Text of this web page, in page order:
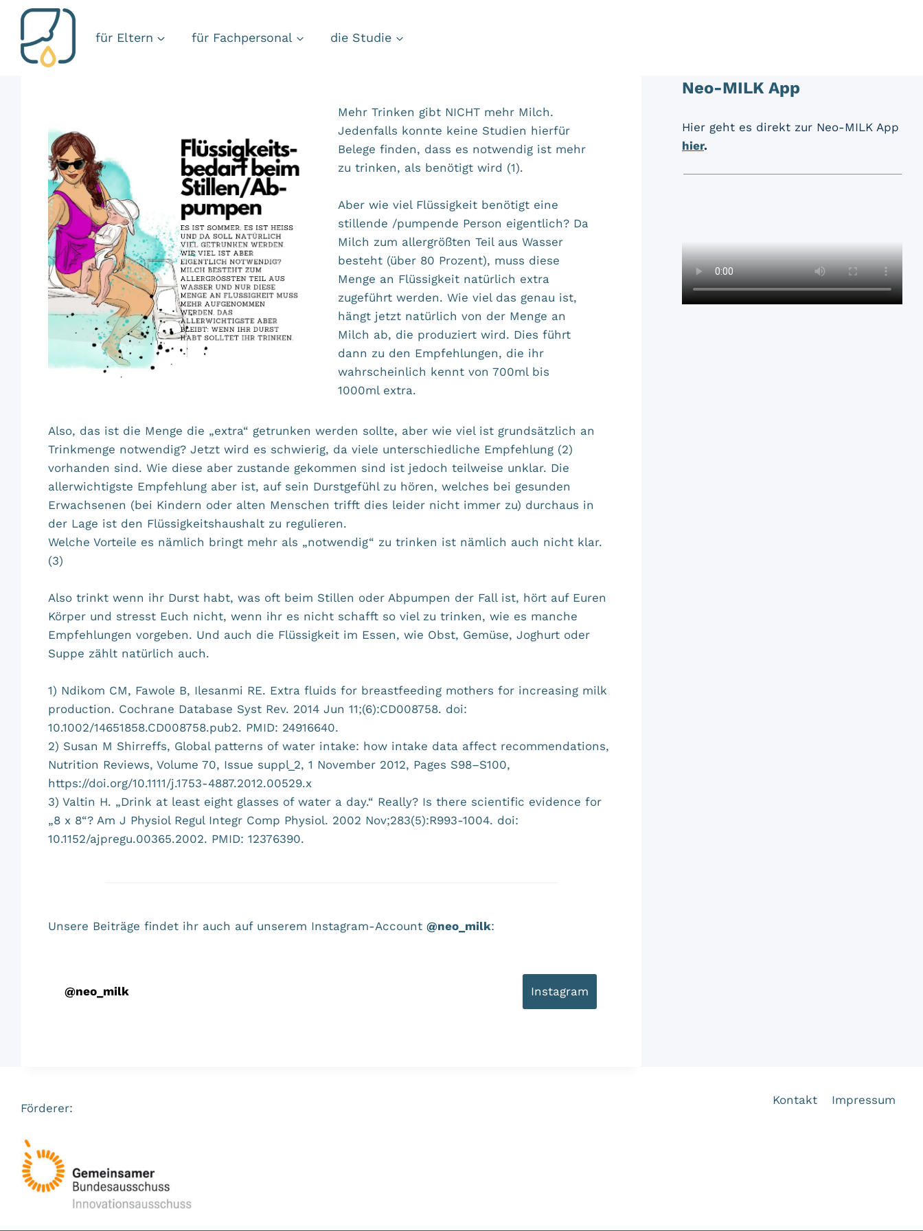
Zum
springen
für Eltern für Fachpersonal die Studie
Mehr Trinken gibt NICHT mehr Milch.
Jedenfalls konnte keine Studien hierfür
Belege finden, dass es notwendig ist mehr
zu trinken, als benötigt wird (1).
Aber wie viel Flüssigkeit benötigt eine
stillende /pumpende Person eigentlich? Da
Milch zum allergrößten Teil aus Wasser
besteht (über 80 Prozent), muss diese
Menge an Flüssigkeit natürlich extra
zugeführt werden. Wie viel das genau ist,
hängt jetzt natürlich von der Menge an
Milch ab, die produziert wird. Dies führt
dann zu den Empfehlungen, die ihr
wahrscheinlich kennt von 700ml bis
1000ml extra.
Also, das ist die Menge die „extra“ getrunken werden sollte, aber wie viel ist grundsätzlich an
Trinkmenge notwendig? Jetzt wird es schwierig, da viele unterschiedliche Empfehlung (2)
vorhanden sind. Wie diese aber zustande gekommen sind ist jedoch teilweise unklar. Die
allerwichtigste Empfehlung aber ist, auf sein Durstgefühl zu hören, welches bei gesunden
Erwachsenen (bei Kindern oder alten Menschen trifft dies leider nicht immer zu) durchaus in
der Lage ist den Flüssigkeitshaushalt zu regulieren.
Welche Vorteile es nämlich bringt mehr als „notwendig“ zu trinken ist nämlich auch nicht klar.
(3)
Also trinkt wenn ihr Durst habt, was oft beim Stillen oder Abpumpen der Fall ist, hört auf Euren
Körper und stresst Euch nicht, wenn ihr es nicht schafft so viel zu trinken, wie es manche
Empfehlungen vorgeben. Und auch die Flüssigkeit im Essen, wie Obst, Gemüse, Joghurt oder
Suppe zählt natürlich auch.
1) Ndikom CM, Fawole B, Ilesanmi RE. Extra fluids for breastfeeding mothers for increasing milk
production. Cochrane Database Syst Rev. 2014 Jun 11;(6):CD008758. doi:
10.1002/14651858.CD008758.pub2. PMID: 24916640.
2) Susan M Shirreffs, Global patterns of water intake: how intake data affect recommendations,
Nutrition Reviews, Volume 70, Issue suppl_2, 1 November 2012, Pages S98–S100,
https://doi.org/10.1111/j.1753-4887.2012.00529.x
3) Valtin H. „Drink at least eight glasses of water a day.“ Really? Is there scientific evidence for
„8 x 8“? Am J Physiol Regul Integr Comp Physiol. 2002 Nov;283(5):R993-1004. doi:
10.1152/ajpregu.00365.2002. PMID: 12376390.
Unsere Beiträge findet ihr auch auf unserem Instagram-Account@neo_milk:
@neo_milk Instagram
Neo-MILK App
Hier geht es direkt zur Neo-MILK App
hier.
Förderer:
Kontakt Impressum